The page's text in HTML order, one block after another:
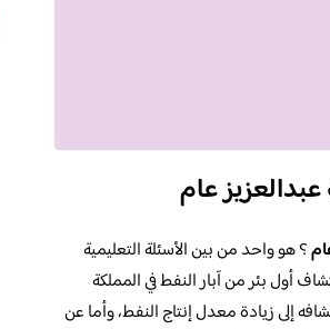
عام
؟ هو واحد من بين الأسئلة التعليمية
أول بئر من آبار النفط في المملكة
إلى زيادة معدل إنتاج النفط، وأما عن